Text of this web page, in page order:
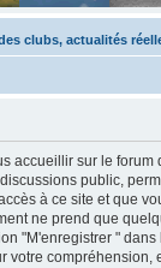
clubs, actualités
accueillir sur le forum
public,
à ce site et que
ne prend que
"M'enregistrer "
votre